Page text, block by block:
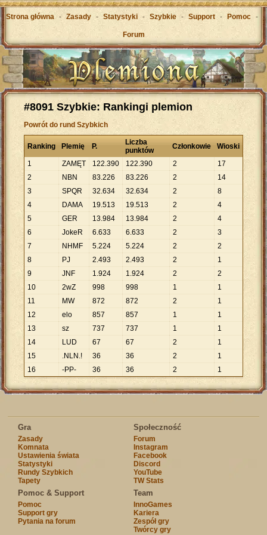
Strona główna - Zasady - Statystyki - Szybkie - Support - Pomoc -
Forum
#8091 Szybkie: Rankingi plemion
Powrót do rund Szybkich
Ranking Plemię P.
Liczba
punktów
Członkowie Wioski
1 ZAMĘT 122.390 122.390 2
17
2
NBN 83.226 83.226 2
14
3
SPQR 32.634 32.634 2
8
4
DAMA 19.513 19.513 2
4
5
GER 13.984 13.984 2
4
6
JokeR 6.633 6.633 2
3
7
NHMF 5.224 5.224 2
2
8
PJ 2.493 2.493 2
1
9
JNF 1.924 1.924 2
2
10
2wZ 998 998 1
1
11
MW 872 872 2
1
12
elo 857 857 1
1
13
sz 737 737 1
1
14
LUD 67 67 2
1
15
.NLN.! 36 36 2
1
16
-PP- 36 36 2 1
Gra
Zasady
Komnata
Ustawienia świata
Statystyki
Rundy Szybkich
Tapety
Społeczność
Forum
Instagram
Facebook
Discord
YouTube
TW Stats
Pomoc & Support
Pomoc
Support gry
Pytania na forum
Team
InnoGames
Kariera
Zespół gry
Twórcy gry